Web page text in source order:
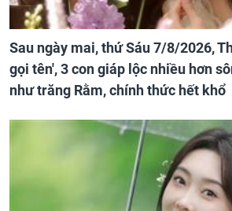
Sau ngày mai, thứ Sáu 7/8/2026,
gọi tên', 3 con giáp lộc nhiều hơn
như trăng Rằm, chính thức hết khổ